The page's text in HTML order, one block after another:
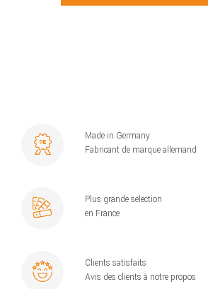
Made in Germany
Fabricant de marque allemand
Plus grande sélection
en France
Clients satisfaits
Avis des clients à notre propos